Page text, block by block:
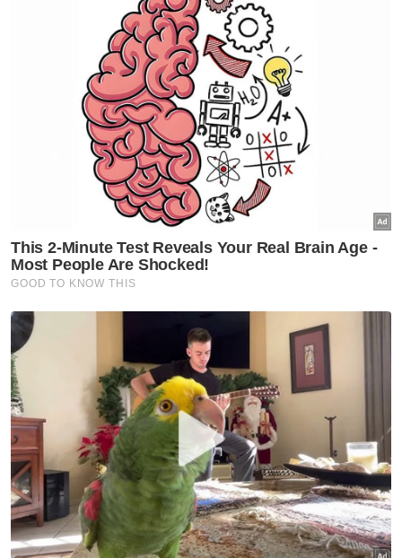
Artikel Disyorkan
Sukan
Tiket aksi Malaysia-Filipina
habis terjual
Sukan
bumi Jepun
Sukan
Harimau Malaya janji aksi lebih
baik di Cheras
Sukan
Mohamed Salah sertai
Trabzonspor, terima €17 juta
semusim